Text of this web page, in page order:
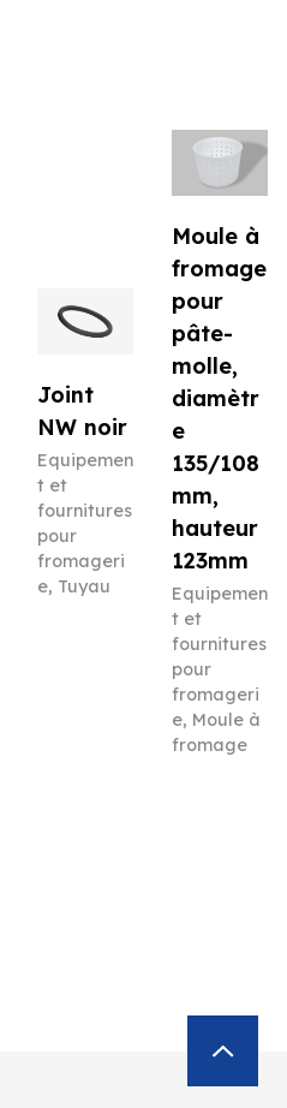
Joint
NW noir
Equipemen
t et
fournitures
pour
fromageri
e, Tuyau
Moule à
fromage
pour
pâte-
molle,
diamètr
e
135/108
mm,
hauteur
123mm
Equipemen
t et
fournitures
pour
fromageri
e, Moule à
fromage